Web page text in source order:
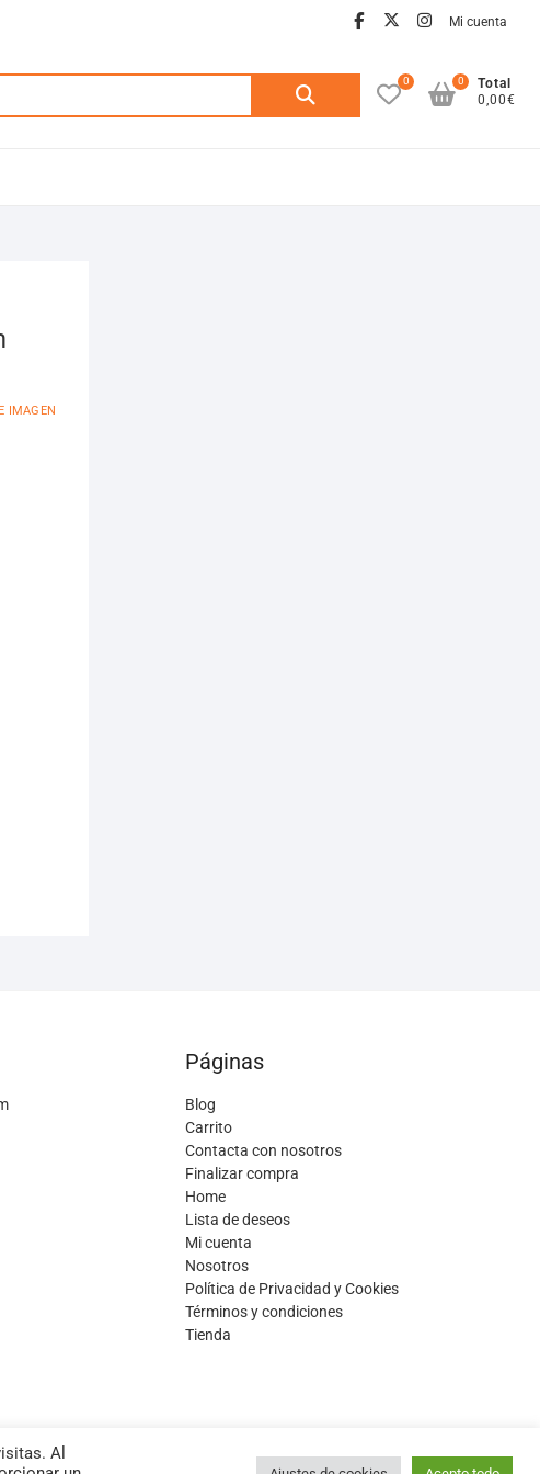
facebook
twitter
instagram
Mi cuenta
Buscar
0
Total
0,00€
0
IMAGEN
Páginas
Blog
Carrito
Contacta con nosotros
Finalizar compra
Home
Lista de deseos
Mi cuenta
Nosotros
Política de Privacidad y Cookies
Términos y condiciones
Tienda
Al